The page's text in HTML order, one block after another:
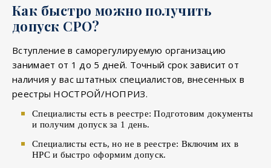
Как быстро можно получить
допуск СРО?
Вступление в саморегулируемую организацию
занимает от 1 до 5 дней. Точный срок зависит от
наличия у вас штатных специалистов, внесенных в
реестры НОСТРОЙ/НОПРИЗ.
Специалисты есть в реестре: Подготовим документы
и получим допуск за 1 день.
Специалисты есть, но не в реестре: Включим их в
НРС и быстро оформим допуск.